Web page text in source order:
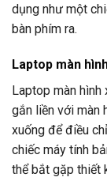
dụng như một
bàn phím ra.
Laptop màn
Laptop màn
gắn liền với màn
xuống để điều
chiếc máy tính
thể bắt gặp thiết